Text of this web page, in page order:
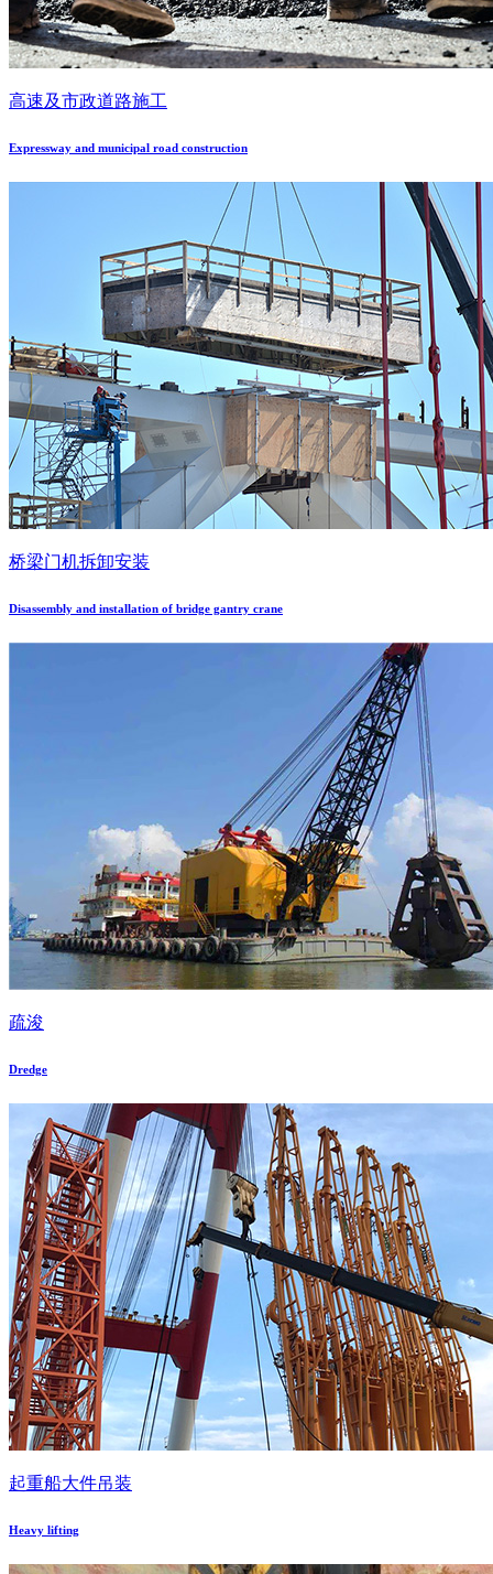
高速及市政道路施工
Expressway and municipal road construction
桥梁门机拆卸安装
Disassembly and installation of bridge gantry crane
疏浚
Dredge
起重船大件吊装
Heavy lifting